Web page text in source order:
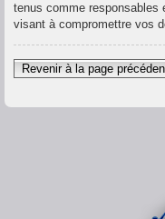
tenus comme responsables
visant à compromettre vos
Revenir à la page